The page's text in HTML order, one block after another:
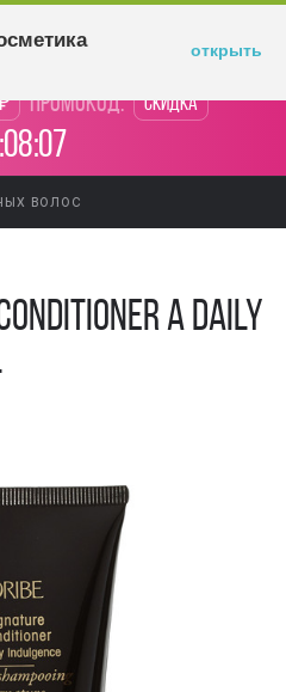
промокод: Скидка
ВОЛОС
A Daily
открыть